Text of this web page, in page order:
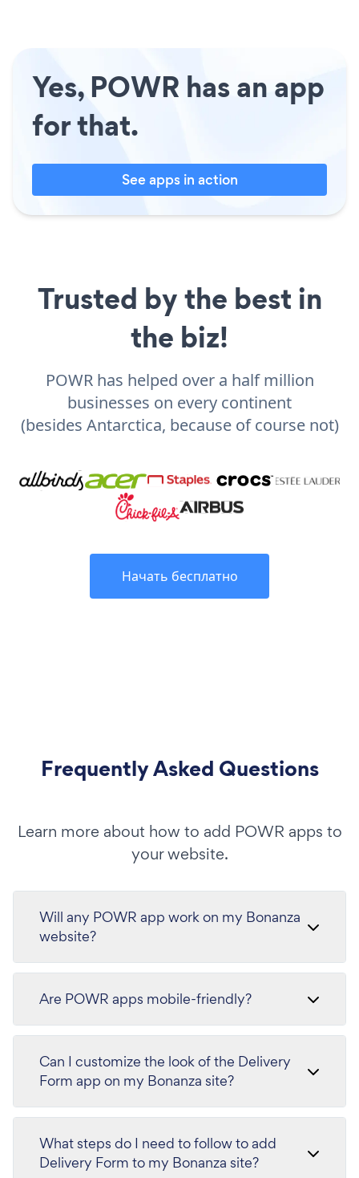
Yes, POWR has an app
for that.
See apps in action
Trusted by the best in
the biz!
POWR has helped over a half million
businesses on every continent
(besides Antarctica, because of course not)
Начать бесплатно
Frequently Asked Questions
Learn more about how to add POWR apps to
your website.
Will any POWR app work on my Bonanza
website?
Are POWR apps mobile-friendly?
Can I customize the look of the Delivery
Form app on my Bonanza site?
What steps do I need to follow to add
Delivery Form to my Bonanza site?